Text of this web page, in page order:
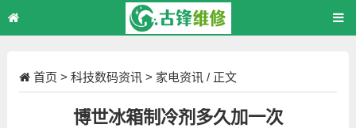
首页 > 科技数码资讯 > 家电资讯 / 正文
博世冰箱制冷剂多久加一次